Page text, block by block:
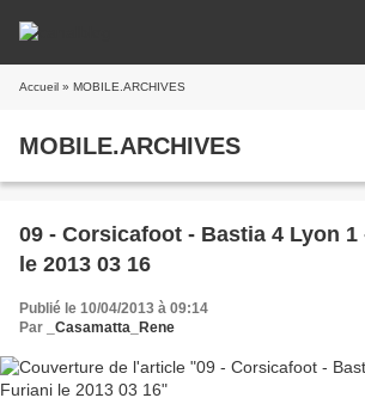
Accueil » MOBILE.ARCHIVES
MOBILE.ARCHIVES
09 - Corsicafoot - Bastia 4 Lyon 1
le 2013 03 16
Publié le 10/04/2013 à 09:14
Par
_Casamatta_Rene